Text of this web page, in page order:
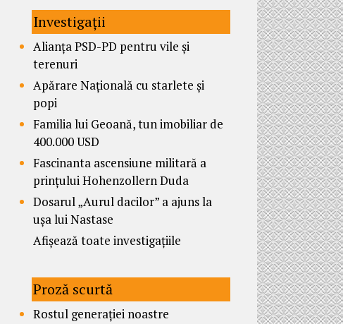
Investigații
Alianța PSD-PD pentru vile și
terenuri
Apărare Națională cu starlete și
popi
Familia lui Geoană, tun imobiliar de
400.000 USD
Fascinanta ascensiune militară a
prințului Hohenzollern Duda
Dosarul „Aurul dacilor” a ajuns la
ușa lui Nastase
Afișează toate investigațiile
Proză scurtă
Rostul generației noastre